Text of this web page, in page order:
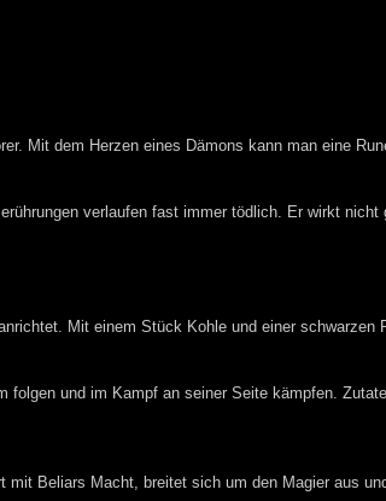
Mit dem Herzen eines Dämons kann man eine
verlaufen fast immer tödlich. Er wirkt
Mit einem Stück Kohle und einer schwarzen
folgen und im Kampf an seiner Seite kämpfen.
mit Beliars Macht, breitet sich um den Magier aus